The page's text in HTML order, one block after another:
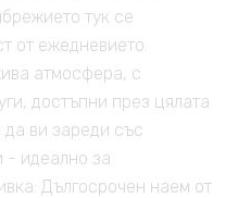
тук се
от ежедневието.
атмосфера, с
достъпни през цялата
ви зареди със
- идеално за
Дългосрочен наем от